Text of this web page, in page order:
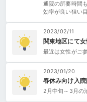
通院の所要時間
効率が良い狙い
2023/02/11
関東地区にて
最近は女性がご
2023/01/20
春休み向け入院
2月中旬～3月の